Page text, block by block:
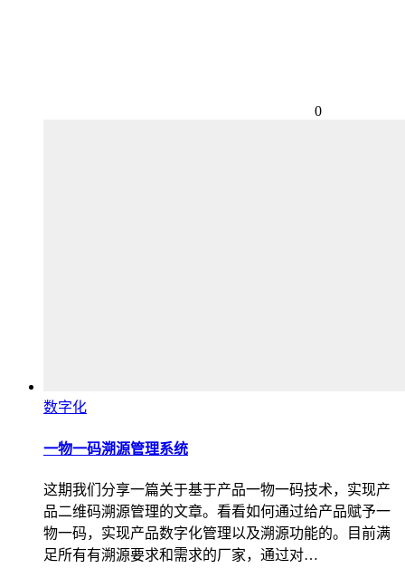
0
数字化
一物一码溯源管理系统
这期我们分享一篇关于基于产品一物一码技术，实现产
品二维码溯源管理的文章。看看如何通过给产品赋予一
物一码，实现产品数字化管理以及溯源功能的。目前满
足所有有溯源要求和需求的厂家，通过对…